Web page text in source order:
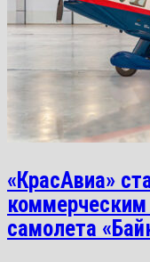
«КрасАвиа»
коммерческим
самолета